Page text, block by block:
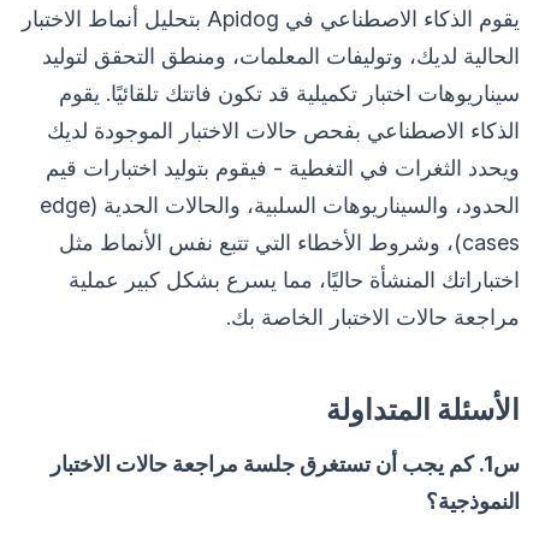
يقوم الذكاء الاصطناعي في Apidog بتحليل أنماط الاختبار
الحالية لديك، وتوليفات المعلمات، ومنطق التحقق لتوليد
سيناريوهات اختبار تكميلية قد تكون فاتتك تلقائيًا. يقوم
الذكاء الاصطناعي بفحص حالات الاختبار الموجودة لديك
ويحدد الثغرات في التغطية - فيقوم بتوليد اختبارات قيم
الحدود، والسيناريوهات السلبية، والحالات الحدية (edge
cases)، وشروط الأخطاء التي تتبع نفس الأنماط مثل
اختباراتك المنشأة حاليًا، مما يسرع بشكل كبير عملية
مراجعة حالات الاختبار الخاصة بك.
الأسئلة المتداولة
س1. كم يجب أن تستغرق جلسة مراجعة حالات الاختبار
النموذجية؟